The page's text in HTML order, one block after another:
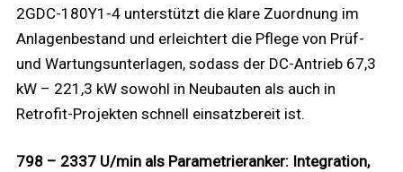
2GDC-180Y1-4 unterstützt die klare Zuordnung im
Anlagenbestand und erleichtert die Pflege von Prüf-
und Wartungsunterlagen, sodass der DC-Antrieb 67,3
kW – 221,3 kW sowohl in Neubauten als auch in
Retrofit-Projekten schnell einsatzbereit ist.
798 – 2337 U/min als Parametrieranker: Integration,